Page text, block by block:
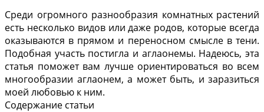
Среди огромного разнообразия комнатных расте­ний
есть несколько видов или даже родов, которые всегда
оказываются в прямом и переносном смысле в тени.
Подобная участь постигла и аглаонемы. Наде­юсь, эта
статья поможет вам лучше ориентировать­ся во всем
многообразии аглаонем, а может быть, и заразиться
моей любовью к ним.
Содержание статьи